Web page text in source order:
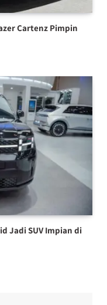
Cartenz Pimpin
Jadi SUV Impian di